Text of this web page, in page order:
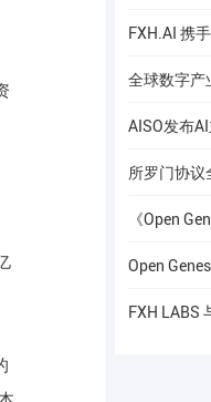
全球数字产